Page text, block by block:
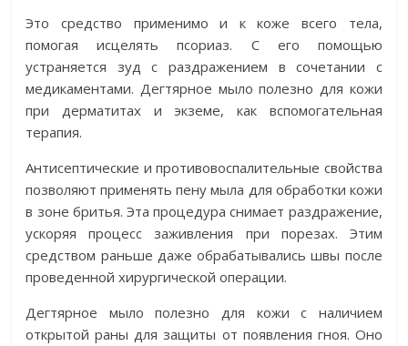
Это средство применимо и к коже всего тела,
помогая исцелять псориаз. С его помощью
устраняется зуд с раздражением в сочетании с
медикаментами. Дегтярное мыло полезно для кожи
при дерматитах и экземе, как вспомогательная
терапия.
Антисептические и противовоспалительные свойства
позволяют применять пену мыла для обработки кожи
в зоне бритья. Эта процедура снимает раздражение,
ускоряя процесс заживления при порезах. Этим
средством раньше даже обрабатывались швы после
проведенной хирургической операции.
Дегтярное мыло полезно для кожи с наличием
открытой раны для защиты от появления гноя. Оно